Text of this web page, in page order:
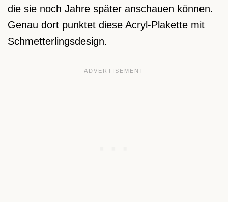
die sie noch Jahre später anschauen können.
Genau dort punktet diese Acryl-Plakette mit
Schmetterlingsdesign.